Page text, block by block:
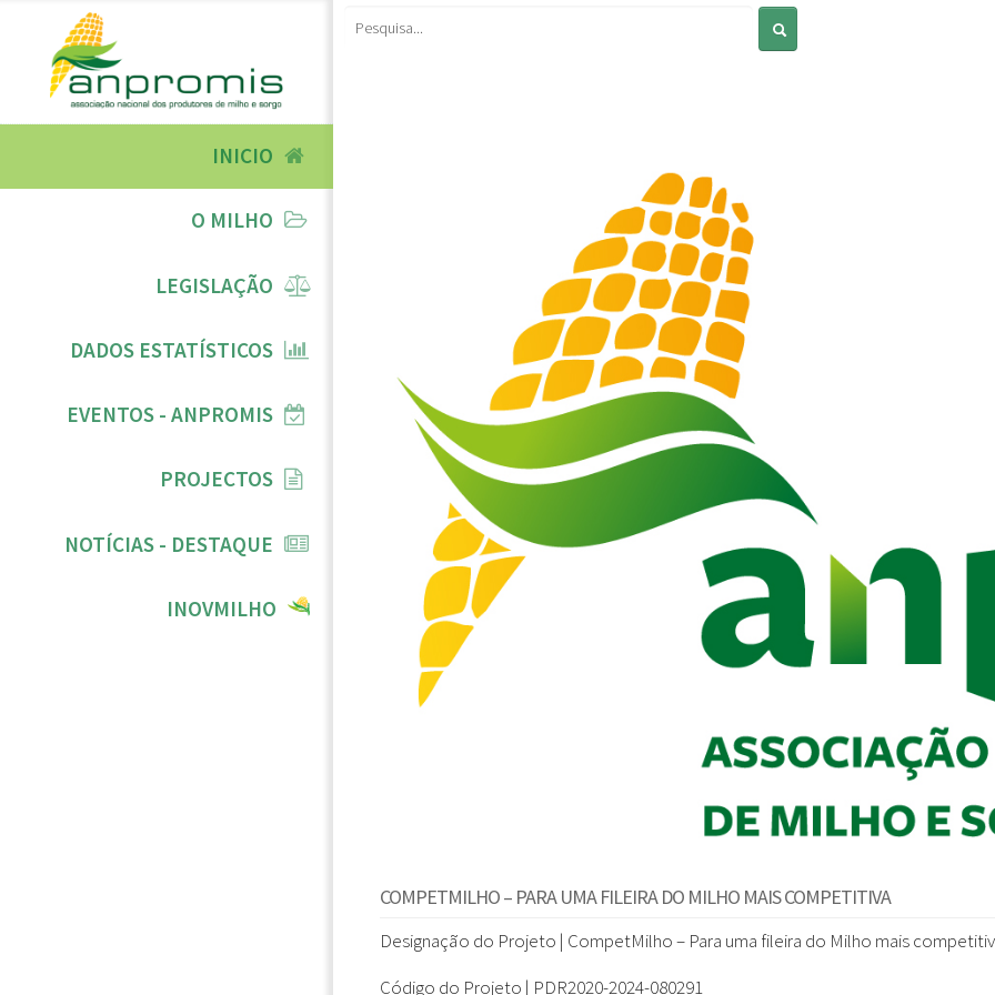
INICIO
O MILHO
LEGISLAÇÃO
DADOS ESTATÍSTICOS
EVENTOS - ANPROMIS
PROJECTOS
NOTÍCIAS - DESTAQUE
INOVMILHO
Pesquisar
COMPETMILHO – PARA UMA FILEIRA DO MILHO MAIS COMPETITIVA
Designação do Projeto | CompetMilho – Para uma fileira do Milho mais
Código do Projeto | PDR2020-2024-080291